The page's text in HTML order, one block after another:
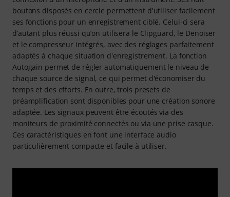
boutons disposés en cercle permettent d'utiliser facilement
ses fonctions pour un enregistrement ciblé. Celui-ci sera
d’autant plus réussi qu’on utilisera le Clipguard, le Denoiser
et le compresseur intégrés, avec des réglages parfaitement
adaptés à chaque situation d'enregistrement. La fonction
Autogain permet de régler automatiquement le niveau de
chaque source de signal, ce qui permet d'économiser du
temps et des efforts. En outre, trois presets de
préamplification sont disponibles pour une création sonore
adaptée. Les signaux peuvent être écoutés via des
moniteurs de proximité connectés ou via une prise casque.
Ces caractéristiques en font une interface audio
particulièrement compacte et facile à utiliser.